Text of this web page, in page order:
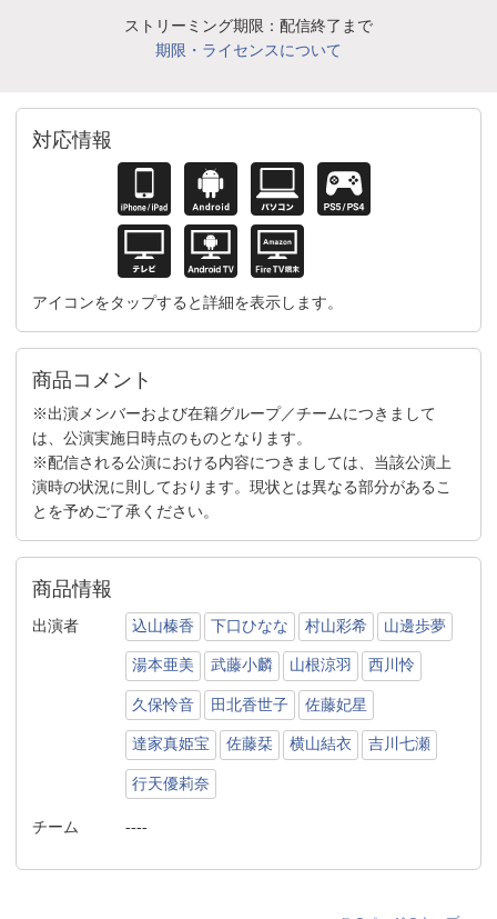
ストリーミング期限：配信終了まで
期限・ライセンスについて
対応情報
アイコンをタップすると詳細を表示します。
商品コメント
※出演メンバーおよび在籍グループ／チームにつきまして
は、公演実施日時点のものとなります。
※配信される公演における内容につきましては、当該公演上
演時の状況に則しております。現状とは異なる部分があるこ
とを予めご了承ください。
商品情報
出演者 込山榛香 下口ひなな 村山彩希 山邊歩夢
湯本亜美 武藤小麟 山根涼羽 西川怜
久保怜音 田北香世子 佐藤妃星
達家真姫宝 佐藤栞 横山結衣 吉川七瀬
行天優莉奈
チーム ----